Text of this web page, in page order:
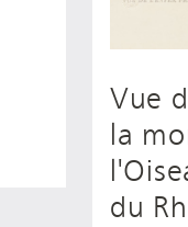
Vue
la
du